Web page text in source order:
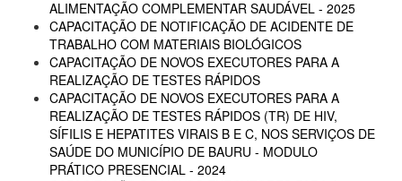
ALIMENTAÇÃO COMPLEMENTAR SAUDÁVEL - 2025
CAPACITAÇÃO DE NOTIFICAÇÃO DE ACIDENTE DE
TRABALHO COM MATERIAIS BIOLÓGICOS
CAPACITAÇÃO DE NOVOS EXECUTORES PARA A
REALIZAÇÃO DE TESTES RÁPIDOS
CAPACITAÇÃO DE NOVOS EXECUTORES PARA A
REALIZAÇÃO DE TESTES RÁPIDOS (TR) DE HIV,
SÍFILIS E HEPATITES VIRAIS B E C, NOS SERVIÇOS DE
SAÚDE DO MUNICÍPIO DE BAURU - MODULO
PRÁTICO PRESENCIAL - 2024